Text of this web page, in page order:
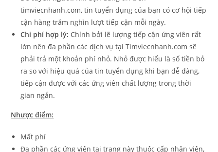
timviecnhanh.com, tin tuyển dụng của bạn có cơ hội tiếp
cận hàng trăm nghìn lượt tiếp cận mỗi ngày.
Chi phí hợp lý: Chính bởi lẽ lượng tiếp cận ứng viên rất
lớn nên đa phần các dịch vụ tại Timviecnhanh.com sẽ
phải trả một khoản phí nhỏ. Nhỏ được hiểu là số tiền bỏ
ra so với hiệu quả của tin tuyển dụng khi bạn dễ dàng,
tiếp cận được với các ứng viên chất lượng trong thời
gian ngắn.
Nhược điểm:
Mất phí
Đa phần các ứng viên tại trang này thuộc cấp nhân viên,